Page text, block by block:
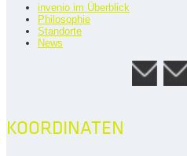
invenio im Überblick
Philosophie
Standorte
News
KOORDINATEN